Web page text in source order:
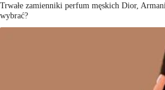
Trwałe zamienniki perfum męskich Dior,
wybrać?